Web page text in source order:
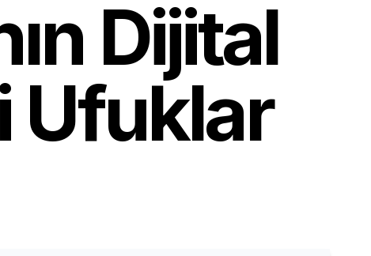
Dijital
Ufuklar